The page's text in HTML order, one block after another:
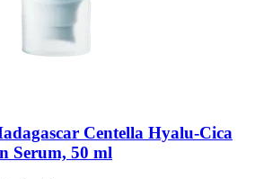
Centella Hyalu-​Cica
Serum, 50 ml